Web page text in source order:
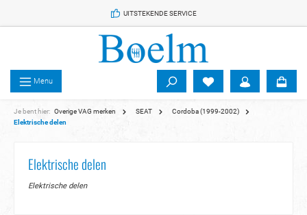
UITSTEKENDE SERVICE
Menu
Je bent hier: Overige VAG merken SEAT
Cordoba (1999-2002)
Elektrische delen
Elektrische delen
Elektrische delen